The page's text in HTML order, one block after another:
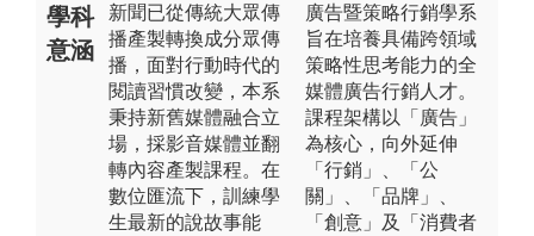
學科
意涵
新聞已從傳統大眾傳
播產製轉換成分眾傳
播，面對行動時代的
閱讀習慣改變，本系
秉持新舊媒體融合立
場，採影音媒體並翻
轉內容產製課程。在
數位匯流下，訓練學
生最新的說故事能
廣告暨策略行銷學系
旨在培養具備跨領域
策略性思考能力的全
媒體廣告行銷人才。
課程架構以「廣告」
為核心，向外延伸
「行銷」、「公
關」、「品牌」、
「創意」及「消費者